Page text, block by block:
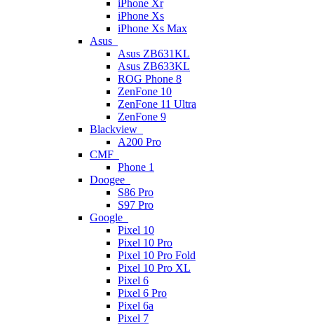
iPhone Xr
iPhone Xs
iPhone Xs Max
Asus
Asus ZB631KL
Asus ZB633KL
ROG Phone 8
ZenFone 10
ZenFone 11 Ultra
ZenFone 9
Blackview
A200 Pro
CMF
Phone 1
Doogee
S86 Pro
S97 Pro
Google
Pixel 10
Pixel 10 Pro
Pixel 10 Pro Fold
Pixel 10 Pro XL
Pixel 6
Pixel 6 Pro
Pixel 6a
Pixel 7